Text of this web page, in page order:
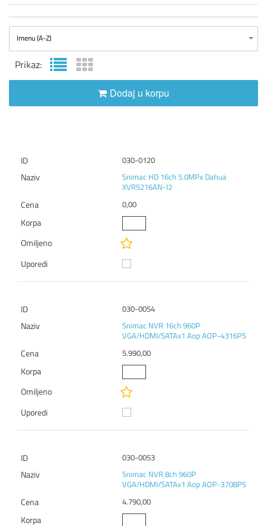
Imenu (A-Z)
Prikaz:
Dodaj u korpu
030-0120
Snimac HD 16ch 5.0MPx Dahua
XVR5216AN-I2
0,00
030-0054
Snimac NVR 16ch 960P
VGA/HDMI/SATAx1 Aop AOP-4316PS
5.990,00
030-0053
Snimac NVR 8ch 960P
VGA/HDMI/SATAx1 Aop AOP-3708PS
4.790,00